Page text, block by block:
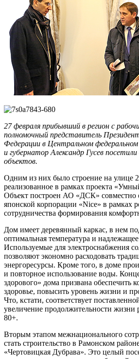
27 февраля прибывший в регион с
полномочный представитель
Федерации в Центральном
и губернатор Александр Гусев
объектов.
Одним из них было строение на улице
реализованное в рамках проекта
Объект построен АО «ДСК» совместно
японской корпорации «Nice» в рамках
сотрудничества формирования
Дом имеет деревянный каркас, в нем
оптимальная температура и надлежащее
Используемые для электроснабжения
позволяют экономно расходовать
энергоресурсы. Кроме того, в доме
и повторное использование воды.
здорового» дома призвана обеспечить
здоровье, повысить уровень жизни и
Что, кстати, соответствует
увеличение продолжительности жизни
80+.
Вторым этапом межнационального
стать строительство в Рамонском
«Чертовицкая Дубрава». Это целый